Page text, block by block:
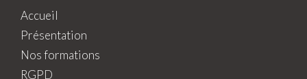
Accueil
Présentation
Nos formations
RGPD